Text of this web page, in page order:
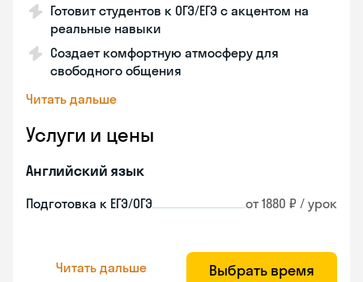
Готовит студентов к ОГЭ/ЕГЭ с акцентом на
реальные навыки
Создает комфортную атмосферу для
свободного общения
Читать дальше
Услуги и цены
Английский язык
Подготовка к ЕГЭ/ОГЭ от 1880 ₽ / урок
Читать дальше Выбрать время